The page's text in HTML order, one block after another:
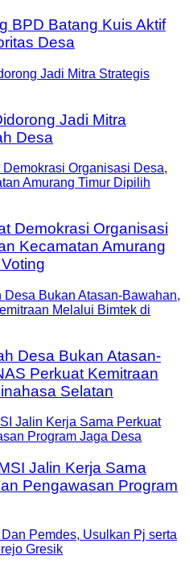
BPD Batang Kuis Aktif
Desa
Jadi Mitra
Desa
Demokrasi Organisasi
Kecamatan Amurang
Desa Bukan Atasan-
Perkuat Kemitraan
Selatan
Jalin Kerja Sama
Pengawasan Program